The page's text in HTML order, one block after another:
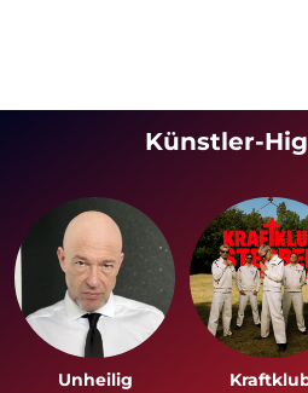
Künstler-
Unheilig